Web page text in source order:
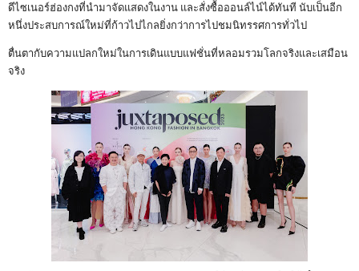
ดีไซเนอร์ฮ่องกงที่นำมาจัดแสดงในงาน และสั่งซื้อออนล์ไน์ได้ทันที นับเป็นอีก
หนึ่งประสบการณ์ใหม่ที่ก้าวไปไกลยิ่งกว่าการไปชมนิทรรศการทั่วไป
ตื่นตากับความแปลกใหม่ในการเดินแบบแฟชั่นที่หลอมรวมโลกจริงและเสมือน
จริง